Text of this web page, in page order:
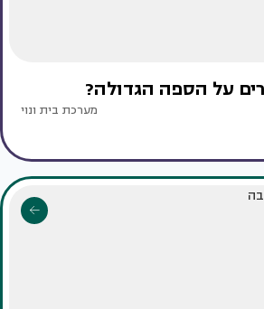
על הספה הגדולה?
מערכת בית ונוי